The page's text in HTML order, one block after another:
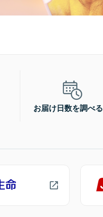
お届け日数を調べる